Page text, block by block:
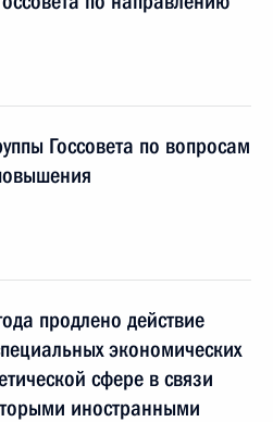
Госсовета по вопросам
продлено действие
экономических
сфере в связи
иностранными